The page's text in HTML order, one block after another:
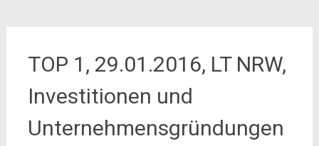
TOP 1, 29.01.2016, LT NRW,
Investitionen und
Unternehmensgründungen